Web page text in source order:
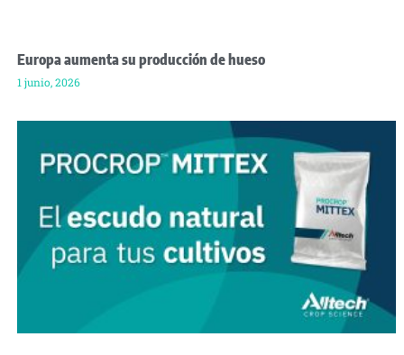
Europa aumenta su producción de hueso
1 junio, 2026